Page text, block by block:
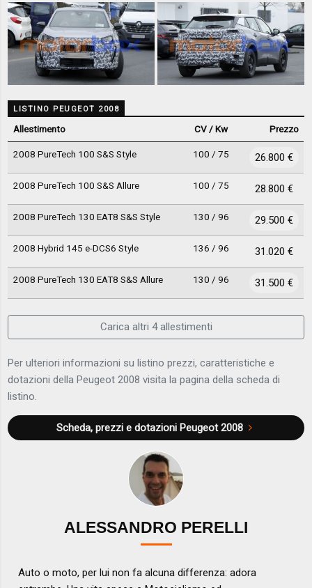
LISTINO PEUGEOT 2008
Allestimento CV / Kw Prezzo
2008 PureTech 100 S&S Style 100 / 75 26.800 €
2008 PureTech 100 S&S Allure 100 / 75 28.800 €
2008 PureTech 130 EAT8 S&S Style 130 / 96 29.500 €
2008 Hybrid 145 e-DCS6 Style 136 / 96 31.020 €
2008 PureTech 130 EAT8 S&S Allure 130 / 96 31.500 €
Carica altri 4 allestimenti
Per ulteriori informazioni su listino prezzi, caratteristiche e
dotazioni della Peugeot 2008 visita la pagina della scheda di
listino.
Scheda, prezzi e dotazioni Peugeot 2008
ALESSANDRO PERELLI
Auto o moto, per lui non fa alcuna differenza: adora